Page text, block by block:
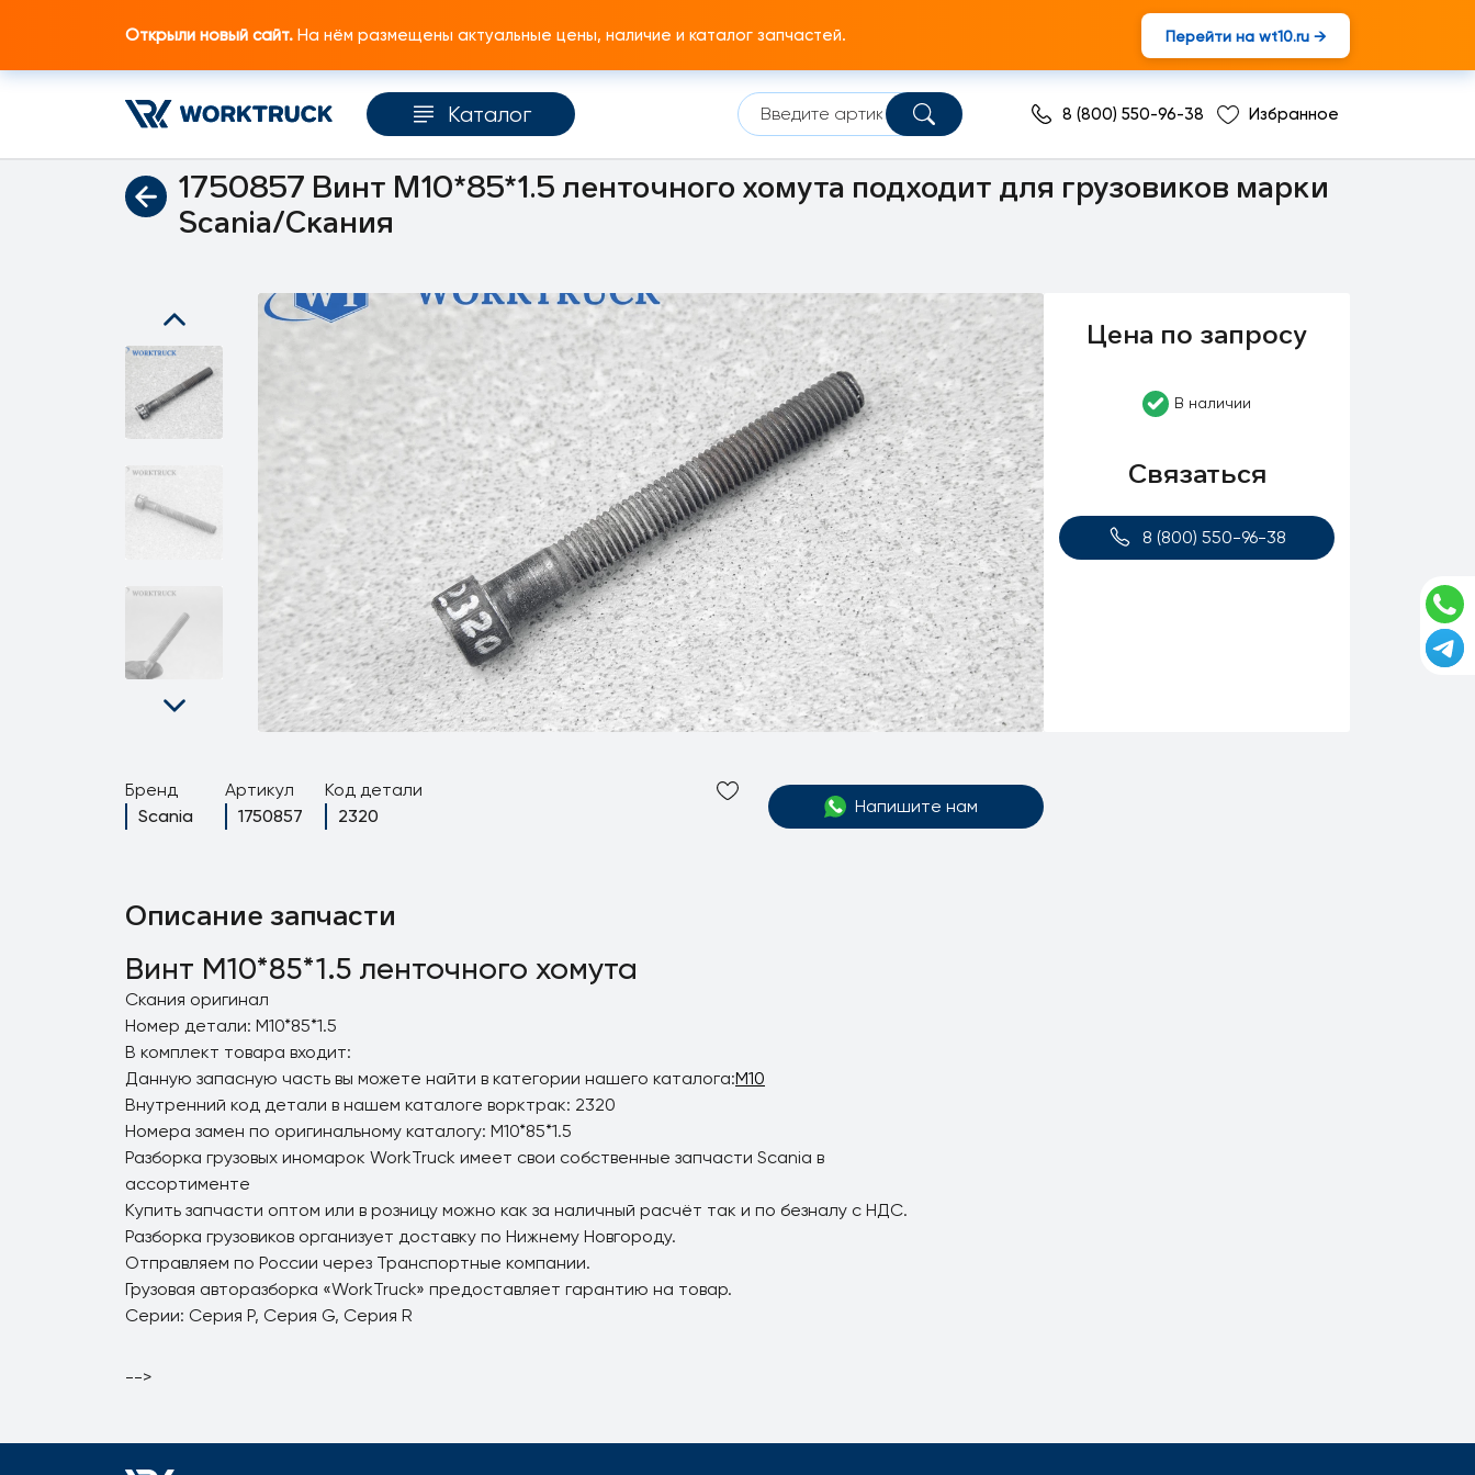
Открыли новый сайт. На нём размещены актуальные цены, наличие и каталог запчастей. Перейти на wt10.ru →
Каталог 8 (800) 550-96-38 Избранное
Главная Каталог запчастей Крепеж Болт, винт
1750857 Винт M10*85*1.5 ленточного хомута подходит для грузовиков марки
Scania/Скания
Бренд
Scania
Артикул
1750857
Код детали
2320
Напишите нам
Цена по запросу
В наличии
Связаться
8 (800) 550-96-38
Описание запчасти
Винт M10*85*1.5 ленточного хомута
Скания оригинал
Номер детали: M10*85*1.5
В комплект товара входит:
Данную запасную часть вы можете найти в категории нашего каталога:M10
Внутренний код детали в нашем каталоге ворктрак: 2320
Номера замен по оригинальному каталогу: M10*85*1.5
Разборка грузовых иномарок WorkTruck имеет свои собственные запчасти Scania в
ассортименте
Купить запчасти оптом или в розницу можно как за наличный расчёт так и по безналу с НДС.
Разборка грузовиков организует доставку по Нижнему Новгороду.
Отправляем по России через Транспортные компании.
Грузовая авторазборка «WorkTruck» предоставляет гарантию на товар.
Серии: Серия P, Серия G, Серия R
-->